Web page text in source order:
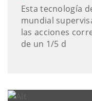
Esta tecnología
mundial
las acciones
de un 1/5 d